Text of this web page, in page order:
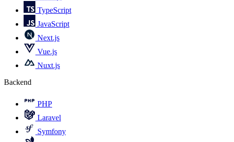
TypeScript
JavaScript
Next.js
Vue.js
Nuxt.js
Backend
PHP
Laravel
Symfony